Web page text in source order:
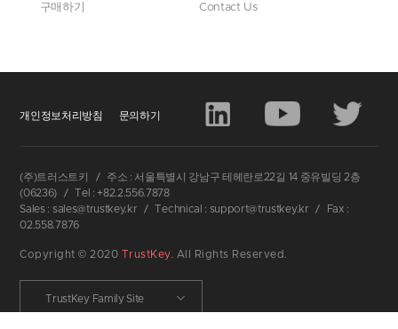
구매하기
Contact Us
개인정보처리방침 문의하기
(주)트러스트키 /
주소 : 서울특별시 강남구 테헤란로22길 14 중유빌딩 2층
(06236)
/
Tel : +82.2.556.7878
Sales : sales@trustkey.kr
/ Technical : support@trustkey.kr /
Fax :
02.558.7876
Copyright © 2020 TrustKey. All Rights Reserved.
TrustKey Family Site